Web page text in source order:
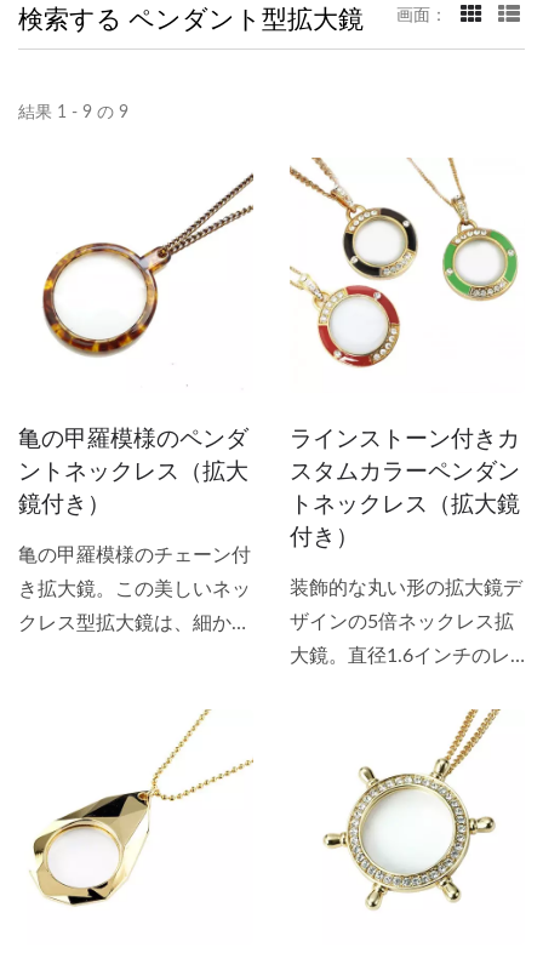
検索する ペンダント型拡大鏡 画面：
結果 1 - 9 の 9
亀の甲羅模様のペンダ
ントネックレス（拡大
鏡付き）
亀の甲羅模様のチェーン付
き拡大鏡。この美しいネッ
クレス型拡大鏡は、細かい
の甲羅模様のネックレス型
拡大鏡の全長は660mmで
す。拡大レンズの直径は
30mmで、小さな文字を少
なくとも3倍に拡大するの
に非常に優れています。こ
ラインストーン付きカ
スタムカラーペンダン
トネックレス（拡大鏡
付き）
装飾的な丸い形の拡大鏡デ
ザインの5倍ネックレス拡
大鏡。直径1.6インチのレ
仕上げの鉄製。31インチの
メタルチェーンネックレ
ス。装飾的なペンダント拡
大鏡は、お気に入りの服装
を引き立てるために首に着
用できる素晴らしいアクセ